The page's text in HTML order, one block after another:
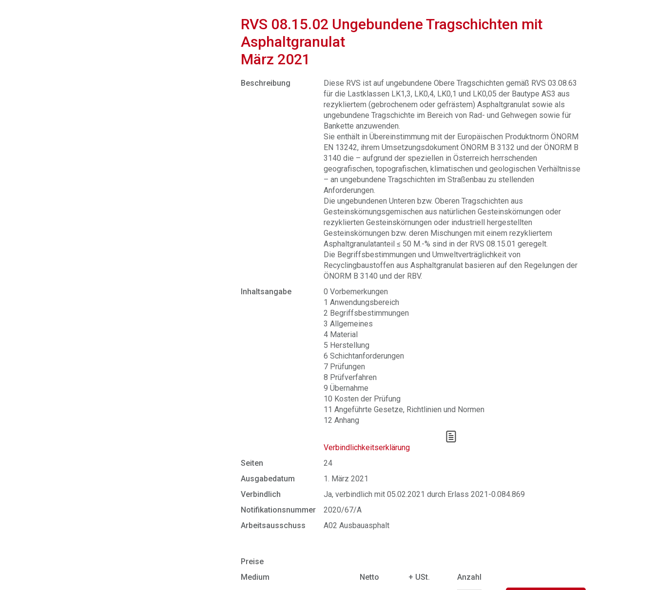
RVS 08.15.02 Ungebundene Tragschichten mit
Asphaltgranulat
März 2021
Beschreibung
Diese RVS ist auf ungebundene Obere Tragschichten gemäß RVS 03.08.63
für die Lastklassen LK1,3, LK0,4, LK0,1 und LK0,05 der Bautype AS3 aus
rezykliertem (gebrochenem oder gefrästem) Asphaltgranulat sowie als
ungebundene Tragschichte im Bereich von Rad- und Gehwegen sowie für
Bankette anzuwenden.
Sie enthält in Übereinstimmung mit der Europäischen Produktnorm ÖNORM
EN 13242, ihrem Umsetzungsdokument ÖNORM B 3132 und der ÖNORM B
3140 die – aufgrund der speziellen in Österreich herrschenden
geografischen, topografischen, klimatischen und geologischen Verhältnisse
– an ungebundene Tragschichten im Straßenbau zu stellenden
Anforderungen.
Die ungebundenen Unteren bzw. Oberen Tragschichten aus
Gesteinskörnungsgemischen aus natürlichen Gesteinskörnungen oder
rezyklierten Gesteinskörnungen oder industriell hergestellten
Gesteinskörnungen bzw. deren Mischungen mit einem rezykliertem
Asphaltgranulatanteil ≤ 50 M.-% sind in der RVS 08.15.01 geregelt.
Die Begriffsbestimmungen und Umweltverträglichkeit von
Recyclingbaustoffen aus Asphaltgranulat basieren auf den Regelungen der
ÖNORM B 3140 und der RBV.
Inhaltsangabe
0 Vorbemerkungen
1 Anwendungsbereich
2 Begriffsbestimmungen
3 Allgemeines
4 Material
5 Herstellung
6 Schichtanforderungen
7 Prüfungen
8 Prüfverfahren
9 Übernahme
10 Kosten der Prüfung
11 Angeführte Gesetze, Richtlinien und Normen
12 Anhang
Verbindlichkeitserklärung
Seiten
24
Ausgabedatum
1. März 2021
Verbindlich
Ja, verbindlich mit 05.02.2021 durch Erlass 2021-0.084.869
Notifikationsnummer
2020/67/A
Arbeitsausschuss
A02 Ausbauasphalt
Preise
Medium
Netto + USt. Anzahl